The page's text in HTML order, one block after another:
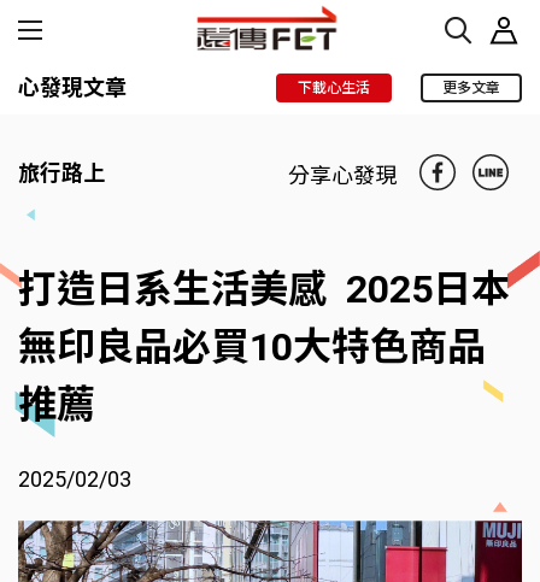
心發現文章 下載心生活 更多文章
旅行路上 分享心發現
打造日系生活美感 2025日本
無印良品必買10大特色商品
推薦
2025/02/03